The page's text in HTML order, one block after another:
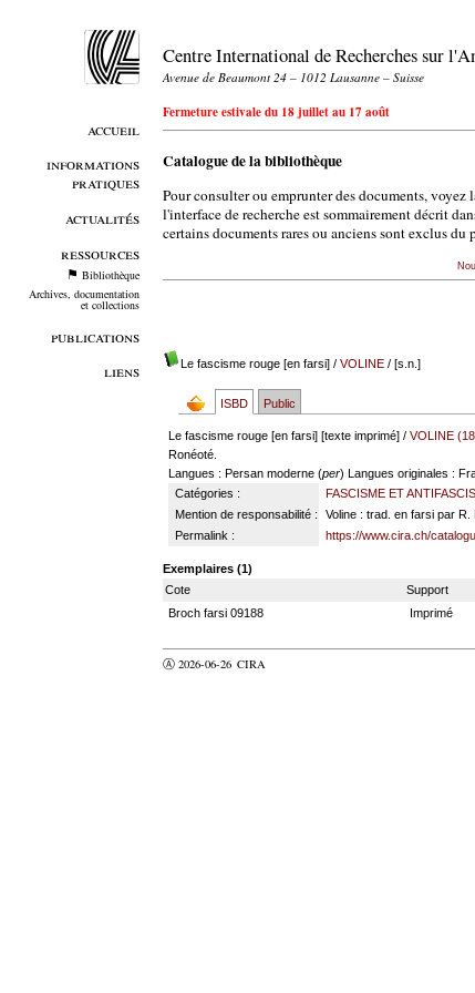
accueil
informations
pratiques
actualités
ressources
Bibliothèque
Archives, documentation
et collections
publications
liens
Centre International de Recherches sur
Avenue de Beaumont 24 – 1012 Lausanne – Suisse
Fermeture estivale du 18 juillet au 17 août
Catalogue de la bibliothèque
Pour consulter ou emprunter des documents, voyez
l'interface de recherche est sommairement décrit
certains documents rares ou anciens sont exclus
Le fascisme rouge [en farsi]/ VOLINE/ [s.n.]
ISBD Public
Le fascisme rouge [en farsi] [texte imprimé] /VOLINE
Ronéoté.
Langues : Persan moderne (per)Langues originales :
Catégories :
FASCISME ET
Mention de responsabilité :
Voline : trad. en farsi par R.
Permalink :
https://www.cira.ch/
Exemplaires (1)
Cote
Support
Broch farsi 09188
Imprimé
Ⓐ 2026-06-26 CIRA